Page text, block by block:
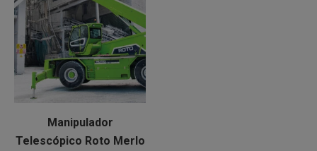
Manipulador
Telescópico Roto Merlo